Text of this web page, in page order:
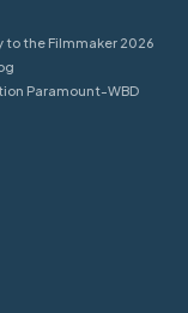
to the Filmmaker 2026
Paramount-WBD